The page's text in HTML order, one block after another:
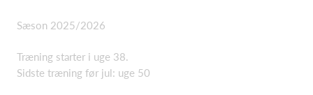
Sæson 2025/2026
Træning starter i uge 38.
Sidste træning før jul: uge 50